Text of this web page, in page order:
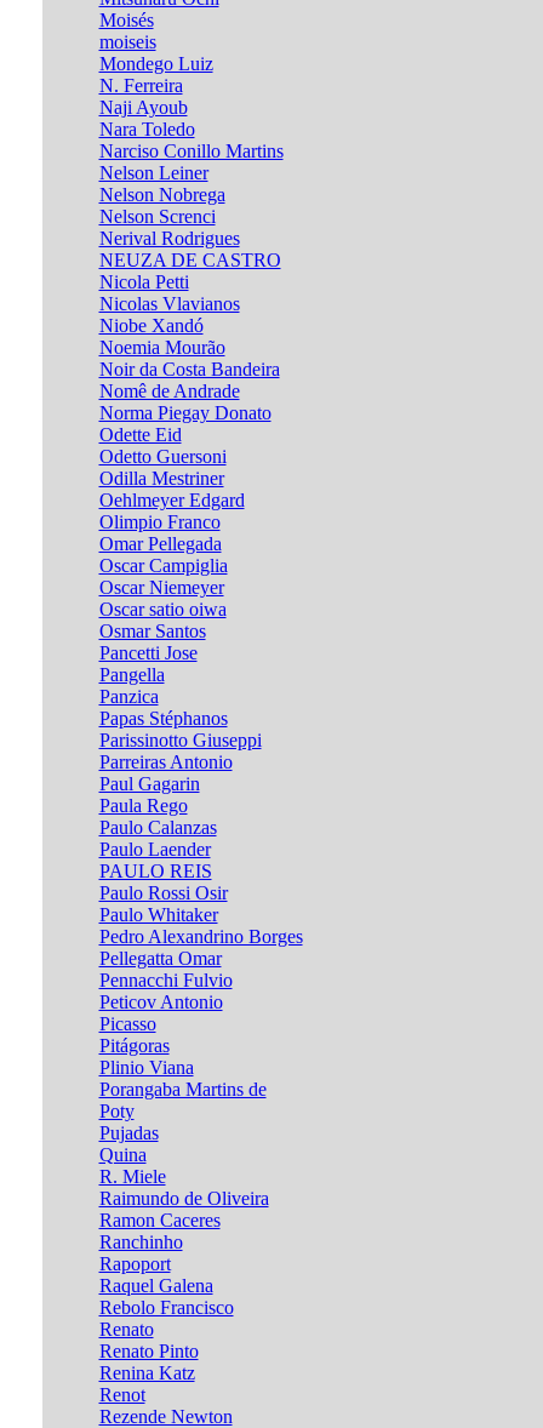
Moisés
moiseis
Mondego Luiz
N. Ferreira
Naji Ayoub
Nara Toledo
Narciso Conillo Martins
Nelson Leiner
Nelson Nobrega
Nelson Screnci
Nerival Rodrigues
NEUZA DE CASTRO
Nicola Petti
Nicolas Vlavianos
Niobe Xandó
Noemia Mourão
Noir da Costa Bandeira
Nomê de Andrade
Norma Piegay Donato
Odette Eid
Odetto Guersoni
Odilla Mestriner
Oehlmeyer Edgard
Olimpio Franco
Omar Pellegada
Oscar Campiglia
Oscar Niemeyer
Oscar satio oiwa
Osmar Santos
Pancetti Jose
Pangella
Panzica
Papas Stéphanos
Parissinotto Giuseppi
Parreiras Antonio
Paul Gagarin
Paula Rego
Paulo Calanzas
Paulo Laender
PAULO REIS
Paulo Rossi Osir
Paulo Whitaker
Pedro Alexandrino Borges
Pellegatta Omar
Pennacchi Fulvio
Peticov Antonio
Picasso
Pitágoras
Plinio Viana
Porangaba Martins de
Poty
Pujadas
Quina
R. Miele
Raimundo de Oliveira
Ramon Caceres
Ranchinho
Rapoport
Raquel Galena
Rebolo Francisco
Renato
Renato Pinto
Renina Katz
Renot
Rezende Newton